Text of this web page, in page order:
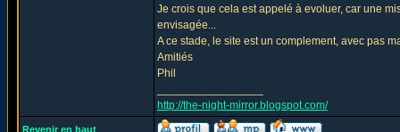
Je crois que cela est appelé à evoluer, car une
envisagée...
A ce stade, le site est un complement, avec pas
Amitiés
Phil
http://the-night-mirror.blogspot.com/
Revenir en haut